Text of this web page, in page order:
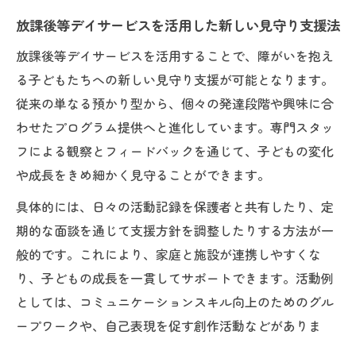
放課後等デイサービスを活用した新しい見守り支援法
放課後等デイサービスを活用することで、障がいを抱え
る子どもたちへの新しい見守り支援が可能となります。
従来の単なる預かり型から、個々の発達段階や興味に合
わせたプログラム提供へと進化しています。専門スタッ
フによる観察とフィードバックを通じて、子どもの変化
や成長をきめ細かく見守ることができます。
具体的には、日々の活動記録を保護者と共有したり、定
期的な面談を通じて支援方針を調整したりする方法が一
般的です。これにより、家庭と施設が連携しやすくな
り、子どもの成長を一貫してサポートできます。活動例
としては、コミュニケーションスキル向上のためのグル
ープワークや、自己表現を促す創作活動などがありま